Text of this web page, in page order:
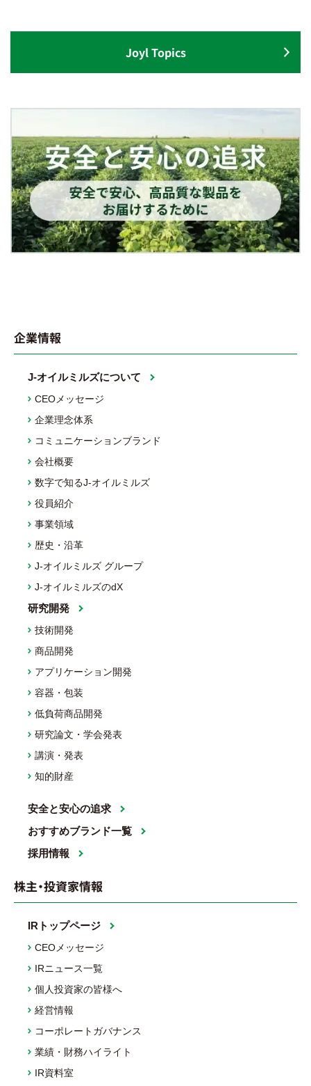
Joyl Topics
企業情報
J-オイルミルズについて
CEOメッセージ
企業理念体系
コミュニケーションブランド
会社概要
数字で知るJ-オイルミルズ
役員紹介
事業領域
歴史・沿革
J-オイルミルズ グループ
J-オイルミルズのdX
研究開発
技術開発
商品開発
アプリケーション開発
容器・包装
低負荷商品開発
研究論文・学会発表
講演・発表
知的財産
安全と安心の追求
おすすめブランド一覧
採用情報
株主・投資家情報
IRトップページ
CEOメッセージ
IRニュース一覧
個人投資家の皆様へ
経営情報
コーポレートガバナンス
業績・財務ハイライト
IR資料室